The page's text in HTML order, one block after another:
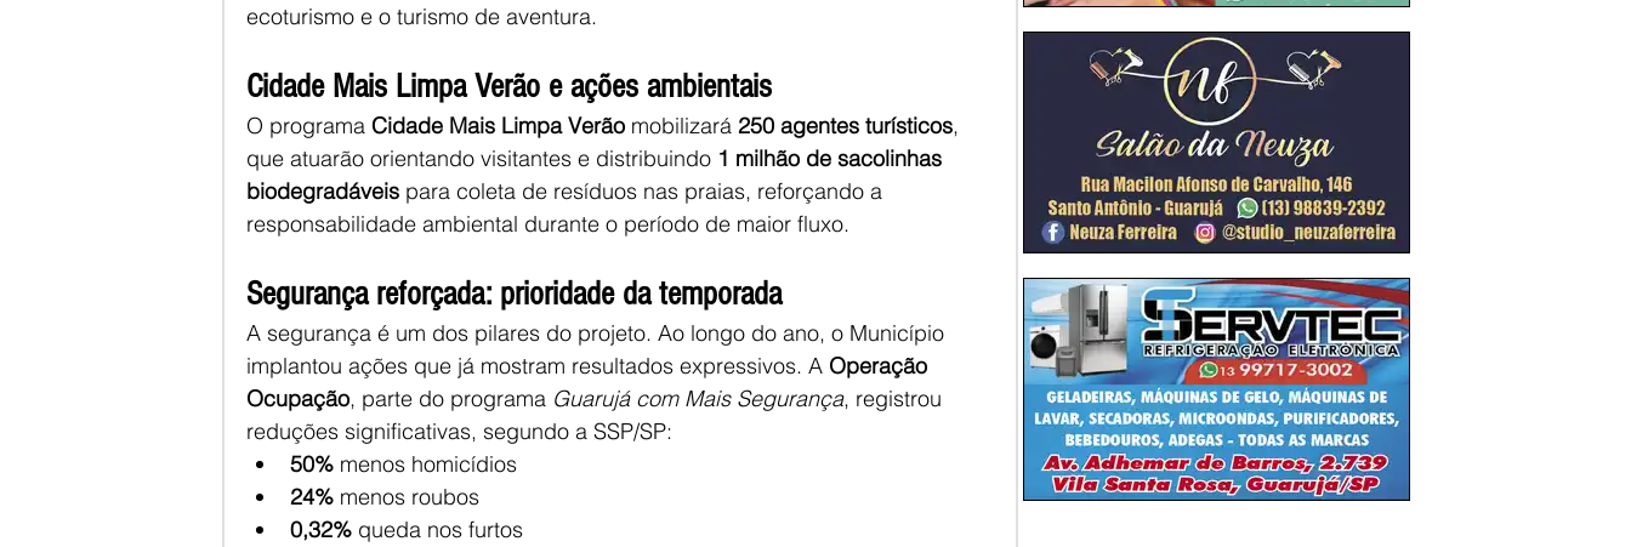
ecoturismo e o turismo de aventura.
Cidade Mais Limpa Verão e ações ambientais
O programa Cidade Mais Limpa Verão mobilizará 250 agentes turísticos,
que atuarão orientando visitantes e distribuindo 1 milhão de sacolinhas
biodegradáveis para coleta de resíduos nas praias, reforçando a
responsabilidade ambiental durante o período de maior fluxo.
Segurança reforçada: prioridade da temporada
A segurança é um dos pilares do projeto. Ao longo do ano, o Município
implantou ações que já mostram resultados expressivos. A Operação
Ocupação, parte do programa Guarujá com Mais Segurança, registrou
reduções significativas, segundo a SSP/SP:
50% menos homicídios
24% menos roubos
0,32% queda nos furtos